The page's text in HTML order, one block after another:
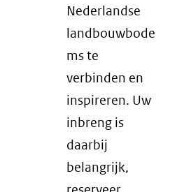
Nederlandse
landbouwbode
ms te
verbinden en
inspireren. Uw
inbreng is
daarbij
belangrijk,